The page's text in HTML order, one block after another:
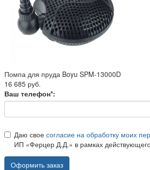
Помпа для пруда Boyu SPM-13000D
16 685 руб.
Ваш телефон*:
Даю свое согласие на обработку моих
ИП «Ферцер Д.Д.» в рамках действующего
Оформить заказ